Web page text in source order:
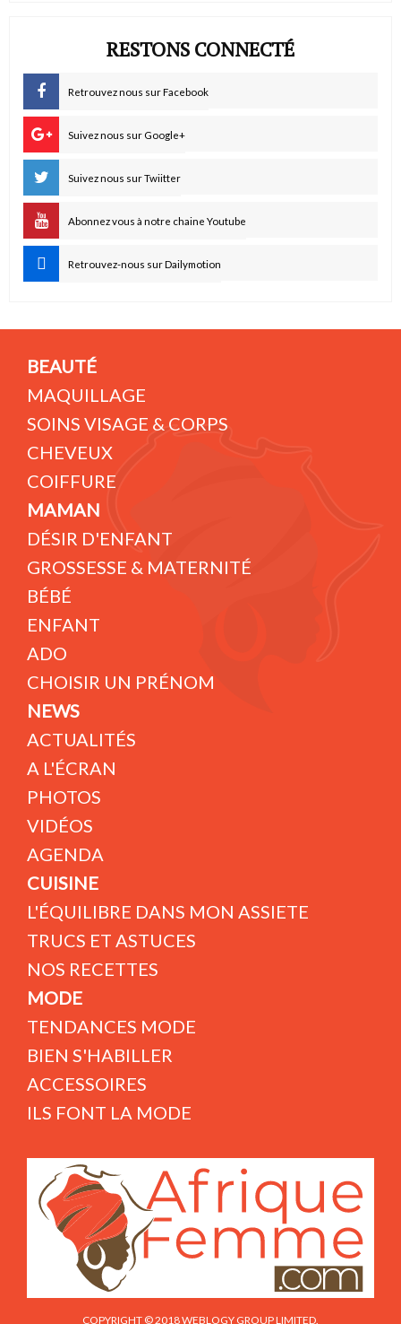
RESTONS CONNECTÉ
Retrouvez nous sur Facebook
Suivez nous sur Google+
Suivez nous sur Twiitter
Abonnez vous à notre chaine Youtube
Retrouvez-nous sur Dailymotion
BEAUTÉ
MAQUILLAGE
SOINS VISAGE & CORPS
CHEVEUX
COIFFURE
MAMAN
DÉSIR D'ENFANT
GROSSESSE & MATERNITÉ
BÉBÉ
ENFANT
ADO
CHOISIR UN PRÉNOM
NEWS
ACTUALITÉS
A L'ÉCRAN
PHOTOS
VIDÉOS
AGENDA
CUISINE
L'ÉQUILIBRE DANS MON ASSIETE
TRUCS ET ASTUCES
NOS RECETTES
MODE
TENDANCES MODE
BIEN S'HABILLER
ACCESSOIRES
ILS FONT LA MODE
COPYRIGHT © 2018 WEBLOGY GROUP LIMITED.